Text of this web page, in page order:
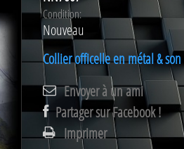
Condition:
Nouveau
Collier officelle en métal &
Envoyer à un ami
Partager sur Facebook !
Imprimer